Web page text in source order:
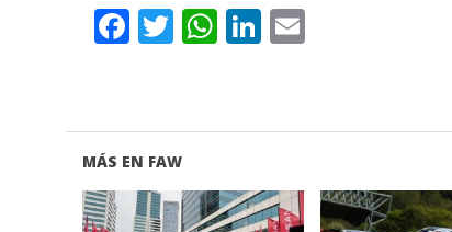
Facebook
Twitter
WhatsApp
LinkedIn
MÁS EN FAW